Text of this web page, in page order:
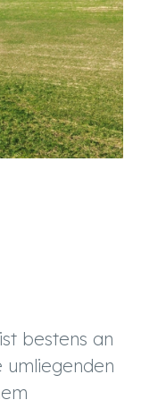
bestens an
umliegenden